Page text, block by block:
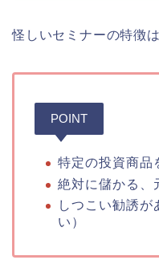
怪しいセミナーの特徴
POINT
特定の投資商品
絶対に儲かる、
しつこい勧誘が
い）